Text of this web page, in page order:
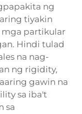
ng
tiyakin
mga partikular
Hindi tulad
na nag-
ng rigidity,
gawin na
sa iba't
sa